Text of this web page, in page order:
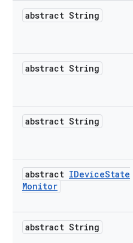
abstract String
abstract String
abstract String
abstract IDeviceState
Monitor
abstract String